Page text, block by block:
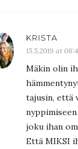
KRISTA
15.5.2019 at
Mäkin olin
tajusin, että
joku ihan
Että MIKSI